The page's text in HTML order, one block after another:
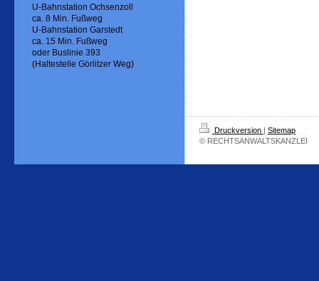
U-Bahnstation Ochsenzoll
ca. 8 Min. Fußweg
U-Bahnstation Garstedt
ca. 15 Min. Fußweg
oder Buslinie 393
(Haltestelle Görlitzer Weg)
Druckversion | Sitemap
© RECHTSANWALTSKANZLEI